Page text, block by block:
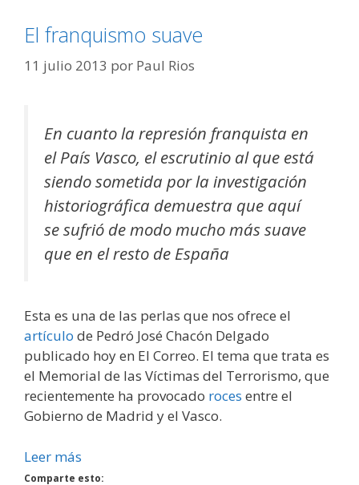
El franquismo suave
11 julio 2013 por Paul Rios
En cuanto la represión franquista en
el País Vasco, el escrutinio al que está
siendo sometida por la investigación
historiográfica demuestra que aquí
se sufrió de modo mucho más suave
que en el resto de España
Esta es una de las perlas que nos ofrece el
artículo de Pedró José Chacón Delgado
publicado hoy en El Correo. El tema que trata es
el Memorial de las Víctimas del Terrorismo, que
recientemente ha provocado roces entre el
Gobierno de Madrid y el Vasco.
Leer más
Comparte esto: